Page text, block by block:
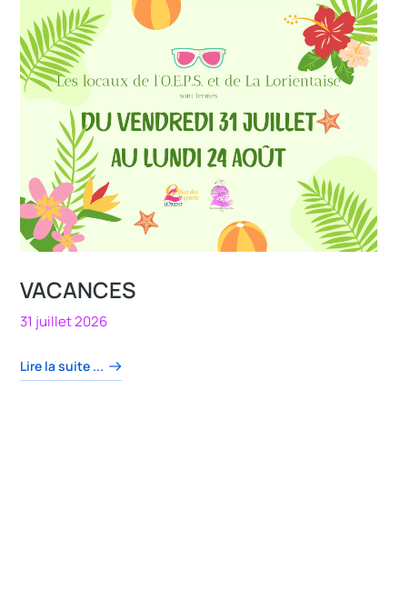
VACANCES
31 juillet 2026
Lire la suite ...